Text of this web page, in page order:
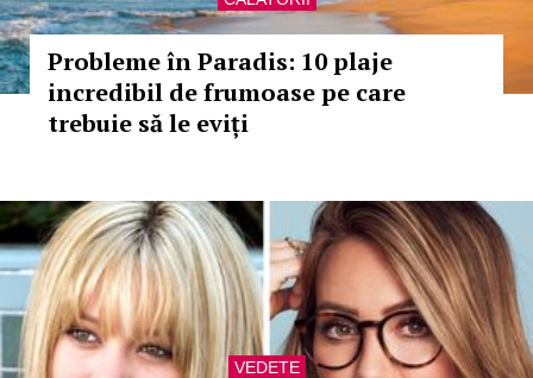
Probleme în Paradis: 10 plaje
incredibil de frumoase pe care
trebuie să le eviți
VEDETE